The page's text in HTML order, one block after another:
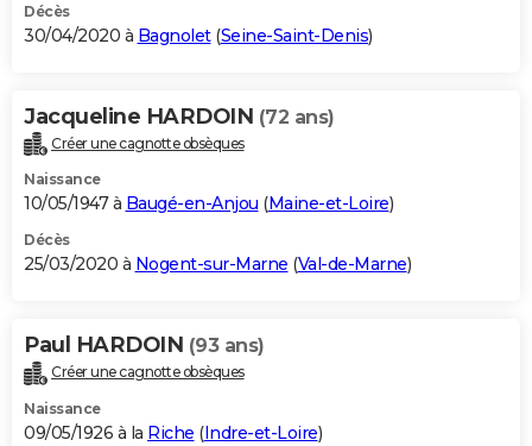
Décès
30/04/2020 à Bagnolet(Seine-Saint-Denis)
Jacqueline HARDOIN (72 ans)
Créer une cagnotte obsèques
Naissance
10/05/1947 à Baugé-en-Anjou (Maine-et-Loire)
Décès
25/03/2020 à Nogent-sur-Marne (Val-de-Marne)
Paul HARDOIN (93 ans)
Créer une cagnotte obsèques
Naissance
09/05/1926 à la Riche (Indre-et-Loire)